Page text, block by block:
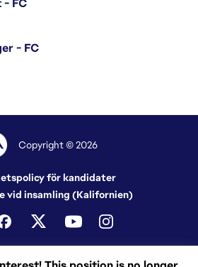
- FC
Copyright © 2026
för kandidater
vid insamling (Kalifornien)